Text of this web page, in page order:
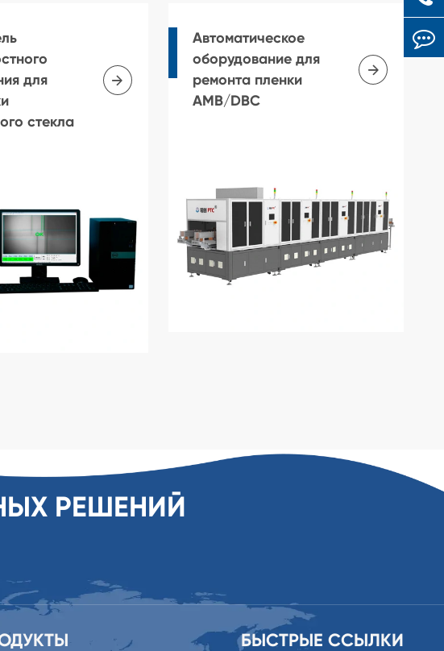
для
стекла

Автоматическое
оборудование для
ремонта пленки
AMB/DBC

РЕШЕНИЙ
БЫСТРЫЕ ССЫЛКИ